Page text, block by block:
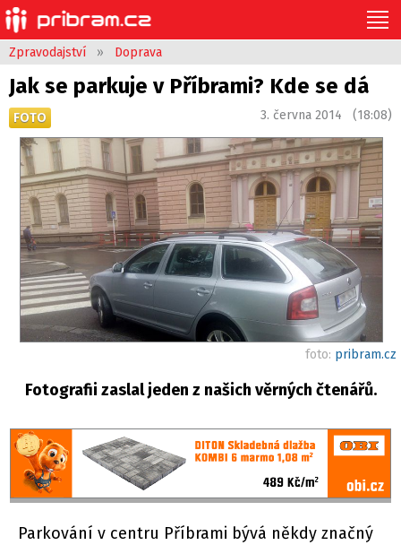
Zpravodajství » Doprava
Jak se parkuje v Příbrami? Kde se dá
FOTO 3. června 2014 (18:08)
foto: pribram.cz
Fotografii zaslal jeden z našich věrných čtenářů.
Parkování v centru Příbrami bývá někdy značný